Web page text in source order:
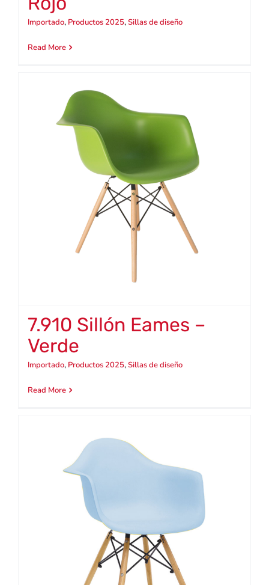
Importado, Productos 2025,Sillas de diseño
Read More
7.910 Sillón Eames –
Verde
Importado, Productos 2025,Sillas de diseño
Read More